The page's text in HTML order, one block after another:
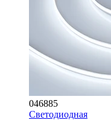
046885
Светодиодная